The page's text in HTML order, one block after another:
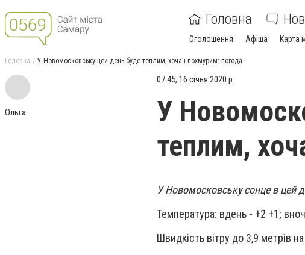
Головна
Оголошення Афіша Карта
Головна У Новомосковську цей день буде теплим, хоча і похмурим: погода
Ольга
07:45, 16 січня 2020 р.
У
теплим,
У Новомосковську сонце в цей
Температура: вдень - +2 +1;
Швидкість вітру до 3,9 метрів